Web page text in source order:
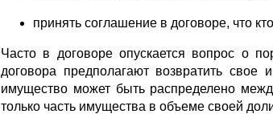
принять соглашение в договоре, что
Часто в договоре опускается вопрос о
договора предполагают возвратить
имущество может быть распределено
только часть имущества в объеме своей